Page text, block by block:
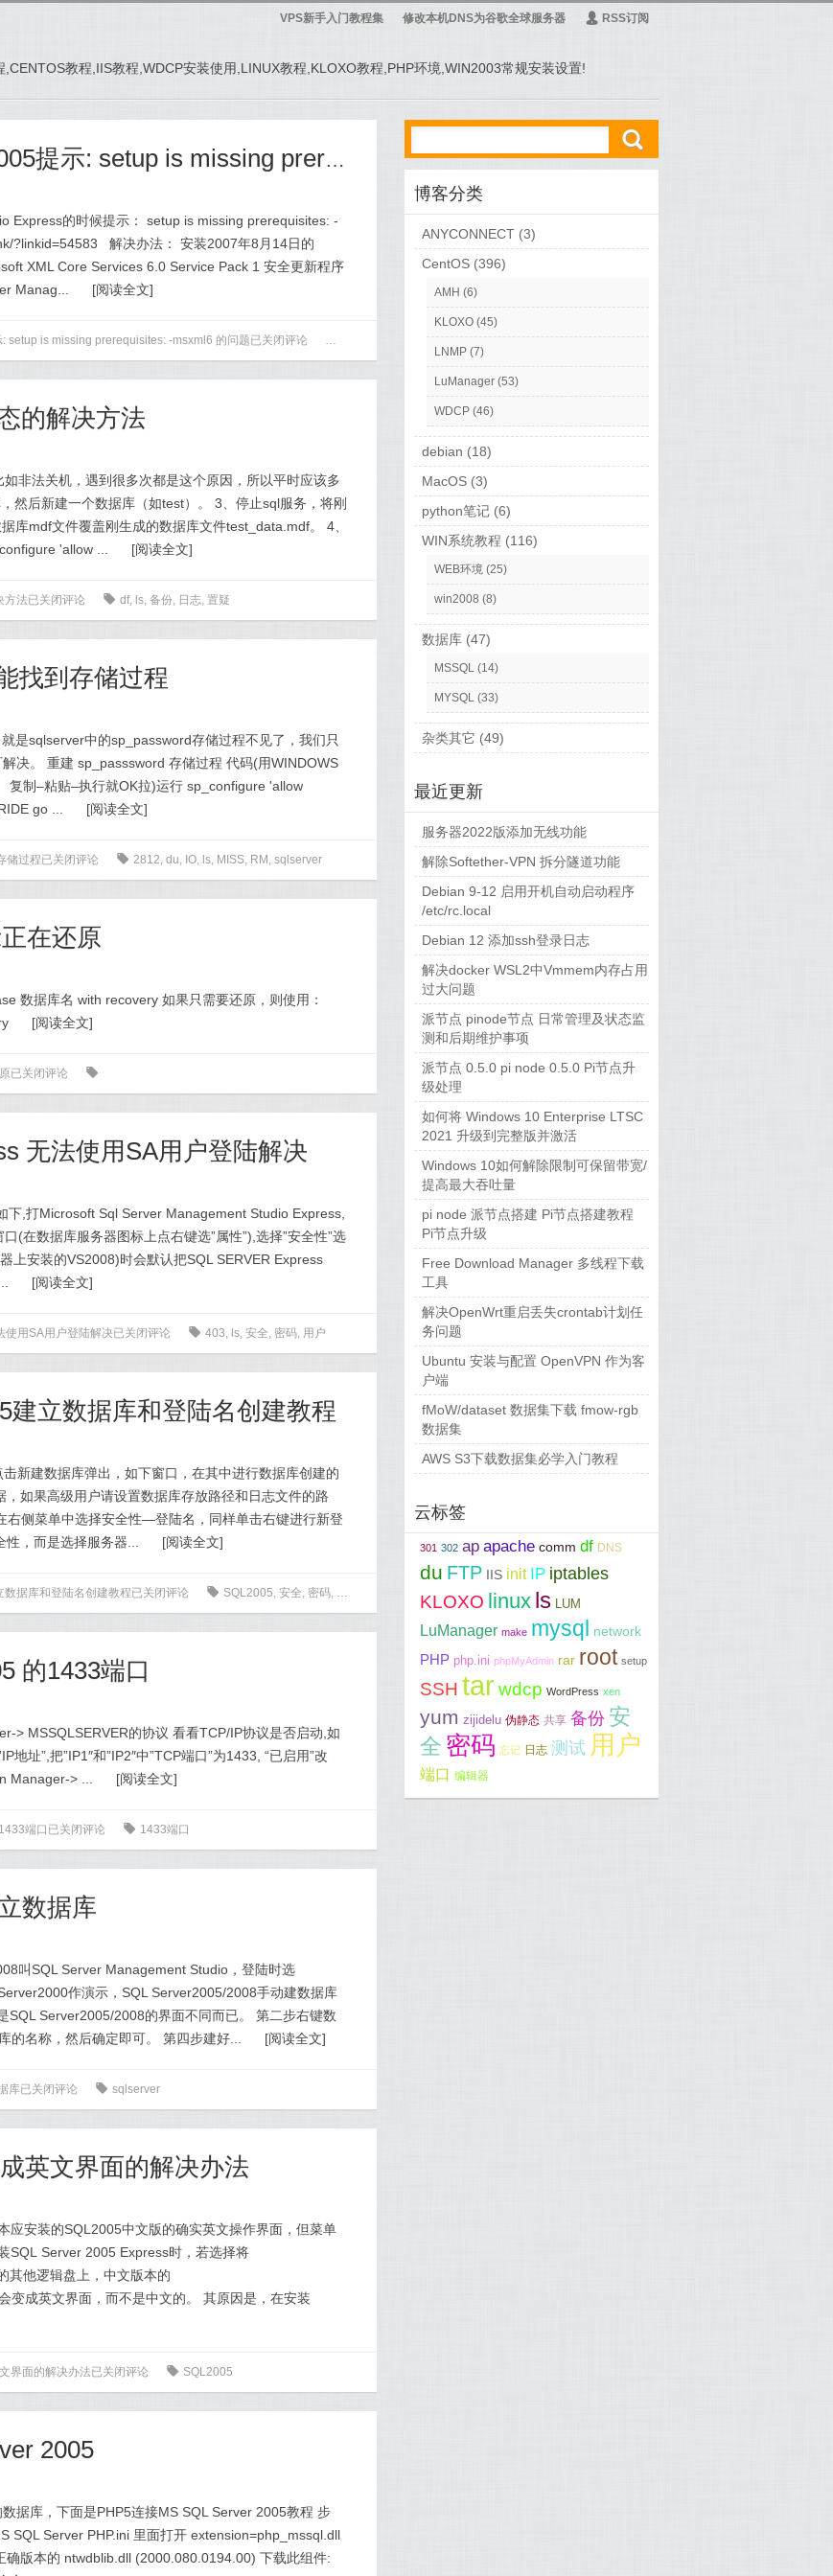
教程,IIS教程,WDCP安装使用,LINUX教程,KLOXO教程,PHP环境,WIN2003常规安装设置!
VPS新手入门教程集 修改本机DNS为谷歌全球服务器 Ą RSS订阅
解决安装SQL Server 2005提示: setup is missing prerequisites: -msxml6 的问题
Express的时候提示： setup is missing prerequisites: -
?linkid=54583 解决办法： 安装2007年8月14日的
XML Core Services 6.0 Service Pack 1 安全更新程序
Manag...
[阅读全文]
setup is missing prerequisites: -msxml6 的问题已关闭评论 0 setup,安全
的解决方法
非法关机，遇到很多次都是这个原因，所以平时应该多
然后新建一个数据库（如test）。 3、停止sql服务，将刚
库mdf文件覆盖刚生成的数据库文件test_data.mdf。 4、
'allow ...
[阅读全文]
方法已关闭评论 0 df, ls, 备份, 日志, 置疑
找到存储过程
是sqlserver中的sp_password存储过程不见了，我们只
决。 重建 sp_passsword 存储过程 代码(用WINDOWS
复制–粘贴–执行就OK拉)运行 sp_configure 'allow
go ...
[阅读全文]
储过程已关闭评论 0 2812, du, IO, ls, MISS, RM , sqlserver
在还原
数据库名 with recovery 如果只需要还原，则使用：
[阅读全文]
已关闭评论 0
无法使用SA用户登陆解决
下,打Microsoft Sql Server Management Studio Express,
(在数据库服务器图标上点右键选”属性”),选择”安全性”选
上安装的VS2008)时会默认把SQL SERVER Express
[阅读全文]
使用SA用户登陆解决已关闭评论 0 403, ls, 安全, 密码, 用户
建立数据库和登陆名创建教程
新建数据库弹出，如下窗口，在其中进行数据库创建的
如果高级用户请设置数据库存放路径和日志文件的路
右侧菜单中选择安全性—登陆名，同样单击右键进行新登
，而是选择服务器...
[阅读全文]
据库和登陆名创建教程已关闭评论 0 SQL2005, 安全, 密码, 用户
的1433端口
> MSSQLSERVER的协议 看看TCP/IP协议是否启动,如
址”,把”IP1″和”IP2″中”TCP端口”为1433, “已启用”改
Manager-> ...
[阅读全文]
端口 已关闭评论 0 1433端口
数据库
叫SQL Server Management Studio，登陆时选
作演示，SQL Server2005/2008手动建数据库
SQL Server2005/2008的界面不同而已。 第二步右键数
的名称，然后确定即可。 第四步建好...
[阅读全文]
库已关闭评论 0 sqlserver
英文界面的解决办法
应安装的SQL2005中文版的确实英文操作界面，但菜单
SQL Server 2005 Express时，若选择将
其他逻辑盘上，中文版本的
变成英文界面，而不是中文的。 其原因是，在安装
界面的解决办法已关闭评论 0 SQL2005
2005
据库，下面是PHP5连接MS SQL Server 2005教程 步
SQL Server PHP.ini 里面打开 extension=php_mssql.dll
版本的 ntwdblib.dll (2000.080.0194.00) 下载此组件:
ő
博客分类
ANYCONNECT (3)
CentOS (396)
AMH (6)
KLOXO (45)
LNMP (7)
LuManager (53)
WDCP (46)
debian (18)
MacOS (3)
python笔记 (6)
WIN系统教程 (116)
WEB环境 (25)
win2008 (8)
数据库 (47)
MSSQL (14)
MYSQL (33)
杂类其它 (49)
最近更新
服务器2022版添加无线功能
解除Softether-VPN 拆分隧道功能
Debian 9-12 启用开机自动启动程序
/etc/rc.local
Debian 12 添加ssh登录日志
解决docker WSL2中Vmmem内存占用
过大问题
派节点 pinode节点 日常管理及状态监
测和后期维护事项
派节点 0.5.0 pi node 0.5.0 Pi节点升
级处理
如何将 Windows 10 Enterprise LTSC
2021 升级到完整版并激活
Windows 10如何解除限制可保留带宽/
提高最大吞吐量
pi node 派节点搭建 Pi节点搭建教程
Pi节点升级
Free Download Manager 多线程下载
工具
解决OpenWrt重启丢失crontab计划任
务问题
Ubuntu 安装与配置 OpenVPN 作为客
户端
fMoW/dataset 数据集下载 fmow-rgb
数据集
AWS S3下载数据集必学入门教程
云标签
301 302 ap apache comm df DNS
du FTP IIS init IP iptables
KLOXO linux ls LUM
LuManager make mysql network
PHP php.ini phpMyAdmin rar root setup
SSH tar wdcp WordPress xen
yum zijidelu 伪静态 共享 备份 安
全 密码 忘记 日志 测试 用户
端口 编辑器